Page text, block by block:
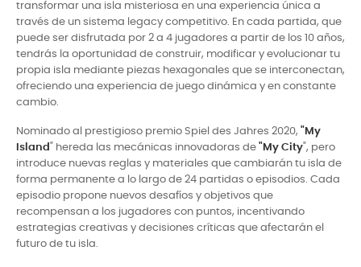
transformar una isla misteriosa en una experiencia única a
través de un sistema legacy competitivo. En cada partida, que
puede ser disfrutada por 2 a 4 jugadores a partir de los 10 años,
tendrás la oportunidad de construir, modificar y evolucionar tu
propia isla mediante piezas hexagonales que se interconectan,
ofreciendo una experiencia de juego dinámica y en constante
cambio.
Nominado al prestigioso premio Spiel des Jahres 2020, "My
Island " hereda las mecánicas innovadoras de "My City", pero
introduce nuevas reglas y materiales que cambiarán tu isla de
forma permanente a lo largo de 24 partidas o episodios. Cada
episodio propone nuevos desafíos y objetivos que
recompensan a los jugadores con puntos, incentivando
estrategias creativas y decisiones críticas que afectarán el
futuro de tu isla.